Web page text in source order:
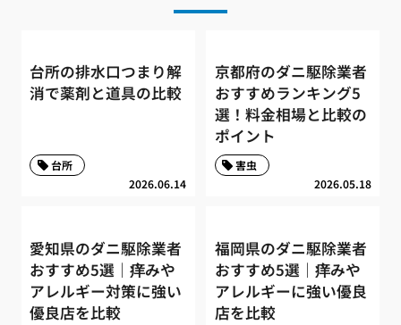
台所の排水口つまり解
消で薬剤と道具の比較
2026.06.14
台所
京都府のダニ駆除業者
おすすめランキング5
選！料金相場と比較の
ポイント
2026.05.18
害虫
愛知県のダニ駆除業者
おすすめ5選｜痒みや
アレルギー対策に強い
優良店を比較
福岡県のダニ駆除業者
おすすめ5選｜痒みや
アレルギーに強い優良
店を比較